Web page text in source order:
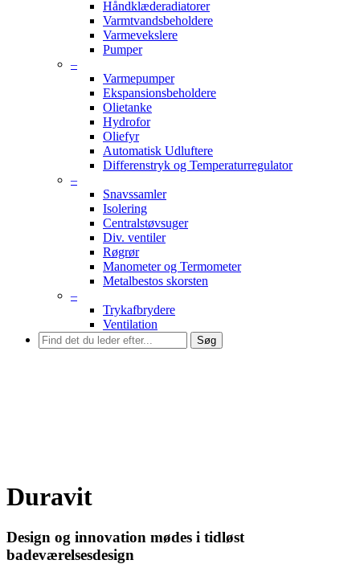
Håndklæderadiatorer
Varmtvandsbeholdere
Varmevekslere
Pumper
–
Varmepumper
Ekspansionsbeholdere
Olietanke
Hydrofor
Oliefyr
Automatisk Udluftere
Differenstryk og Temperaturregulator
–
Snavssamler
Isolering
Centralstøvsuger
Div. ventiler
Røgrør
Manometer og Termometer
Metalbestos skorsten
–
Trykafbrydere
Ventilation
Søg
Duravit
Design og innovation mødes i tidløst
badeværelsesdesign